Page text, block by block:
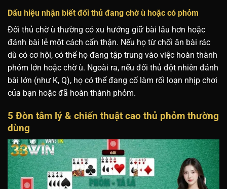
Dấu hiệu nhận biết đối thủ đang chờ ù hoặc có phỏm
Đối thủ chờ ù thường có xu hướng giữ bài lâu hơn hoặc
đánh bài lẻ một cách cẩn thận. Nếu họ từ chối ăn bài rác
dù có cơ hội, có thể họ đang tập trung vào việc hoàn thành
phỏm lớn hoặc chờ ù. Ngoài ra, nếu đối thủ đột nhiên đánh
bài lớn (như K, Q), họ có thể đang cố làm rối loạn nhịp chơi
của bạn hoặc đã hoàn thành phỏm.
5 Đòn tâm lý & chiến thuật cao thủ phỏm thường
dùng